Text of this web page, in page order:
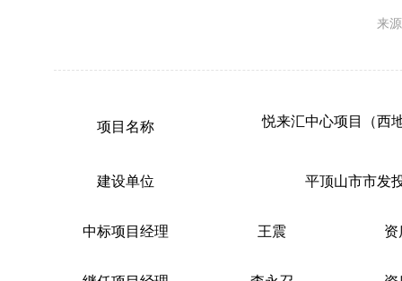
来
项目名称 悦来汇中心项目 （西
建设单位 平顶山市市发
中标项目 经理 王震 资